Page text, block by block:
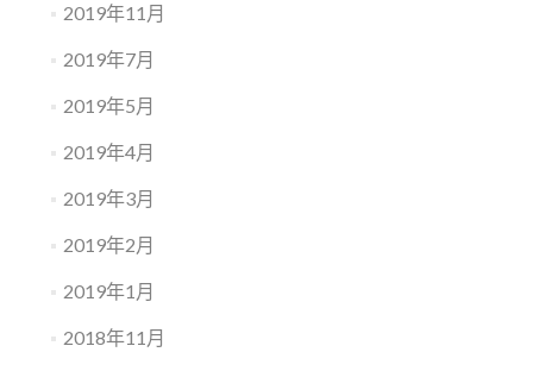
2019年11月
2019年7月
2019年5月
2019年4月
2019年3月
2019年2月
2019年1月
2018年11月